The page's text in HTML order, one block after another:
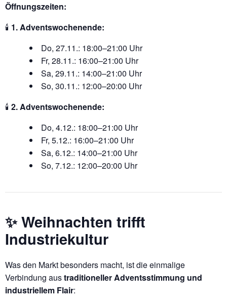
Öffnungszeiten:
🕯️ 1. Adventswochenende:
Do, 27.11.: 18:00–21:00 Uhr
Fr, 28.11.: 16:00–21:00 Uhr
Sa, 29.11.: 14:00–21:00 Uhr
So, 30.11.: 12:00–20:00 Uhr
🕯️ 2. Adventswochenende:
Do, 4.12.: 18:00–21:00 Uhr
Fr, 5.12.: 16:00–21:00 Uhr
Sa, 6.12.: 14:00–21:00 Uhr
So, 7.12.: 12:00–20:00 Uhr
✨ Weihnachten trifft
Industriekultur
Was den Markt besonders macht, ist die einmalige
Verbindung austraditioneller Adventsstimmung und
industriellem Flair: